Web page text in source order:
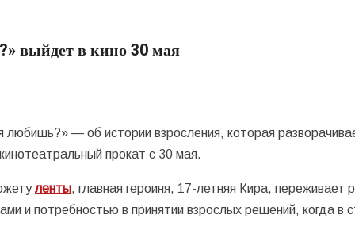
выйдет в кино 30 мая
— об истории взросления, которая
прокат с 30 мая.
ленты, главная героиня, 17-летняя Кира, переживает
и потребностью в принятии взрослых решений, когда в